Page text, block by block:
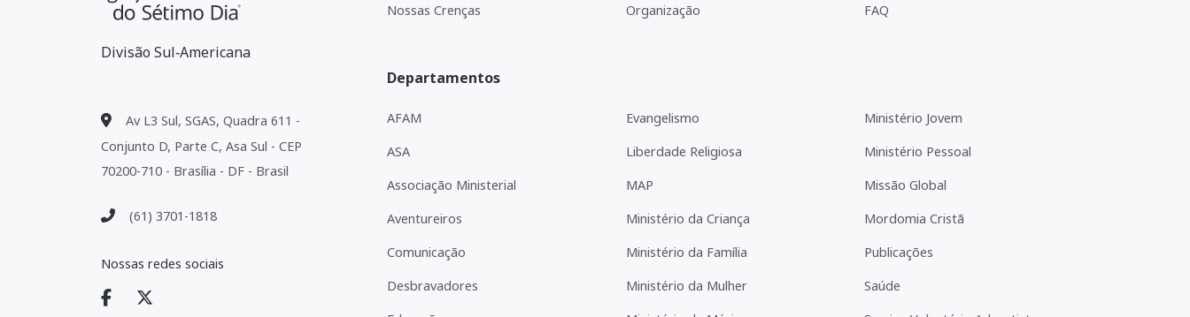
Divisão Sul‑Americana
Av L3 Sul, SGAS, Quadra 611 -
Conjunto D, Parte C, Asa Sul - CEP
70200-710 - Brasília - DF - Brasil
(61) 3701-1818
Nossas redes sociais
Nossas Crenças
Organização
FAQ
Departamentos
AFAM
ASA
Associação Ministerial
Aventureiros
Comunicação
Desbravadores
Evangelismo
Liberdade Religiosa
MAP
Ministério da Criança
Ministério da Família
Ministério da Mulher
Ministério Jovem
Ministério Pessoal
Missão Global
Mordomia Cristã
Publicações
Saúde